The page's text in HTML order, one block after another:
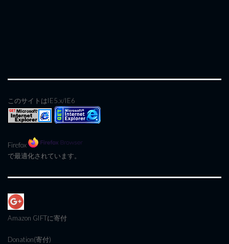
このサイトはIE5.x/IE6
Firefox
で最適化されています。
Amazon GIFTに寄付
Donation(寄付)